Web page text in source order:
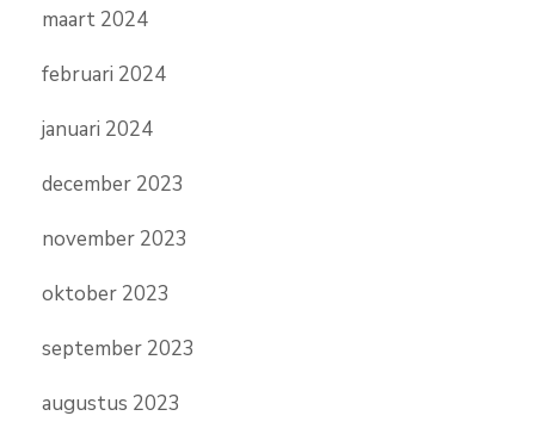
maart 2024
februari 2024
januari 2024
december 2023
november 2023
oktober 2023
september 2023
augustus 2023